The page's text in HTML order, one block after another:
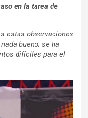
en la tarea de
estas observaciones
bueno; se ha
difíciles para el